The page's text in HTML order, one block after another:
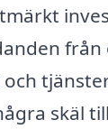
skäl